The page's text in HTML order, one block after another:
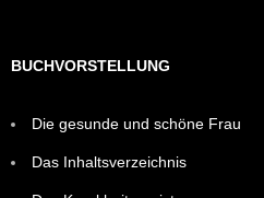
BUCHVORSTELLUNG
Die gesunde und schöne Frau
Das Inhaltsverzeichnis